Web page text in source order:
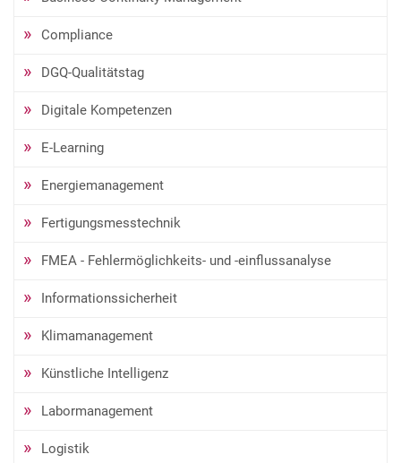
Compliance
DGQ-Qualitätstag
Digitale Kompetenzen
E-Learning
Energiemanagement
Fertigungsmesstechnik
FMEA - Fehlermöglichkeits- und -einflussanalyse
Informationssicherheit
Klimamanagement
Künstliche Intelligenz
Labormanagement
Logistik